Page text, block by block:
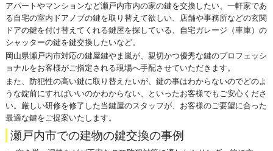
アパートやマンションなど瀬戸内市内の家の鍵を交換したい、一軒家であ
る自宅の室内ドアノブの鍵を取り替えて欲しい、店舗や事務所などの玄関
ドアの鍵を付け替えてくれる鍵屋を探している、自宅ガレージ（車庫）の
シャッターの鍵を鍵交換したいなど。
岡山県瀬戸内市対応の鍵屋鍵やま嵐が、親切かつ優秀な鍵のプロフェッシ
ョナルをお客様がご指定される現場へ手配させていただきます。
また、防犯性の高い鍵に取り替えたいが、鍵の事はわからないのでどのよ
うな錠前にすればいいのかわからない、といったお客様でもご安心くださ
い。厳しい研修を修了した当鍵屋のスタッフが、お客様のご要望に合った
最適な鍵をご提案いたします。
瀬戸内市での建物の鍵交換の事例